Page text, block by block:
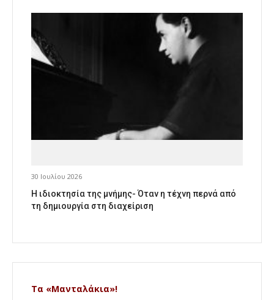
30 Ιουλίου 2026
Η ιδιοκτησία της μνήμης- Όταν η τέχνη περνά από
τη δημιουργία στη διαχείριση
Τα «Μανταλάκια»!